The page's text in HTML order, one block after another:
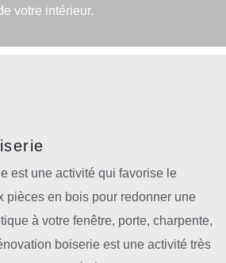
votre intérieur.
est une activité qui favorise le
pièces en bois pour redonner une
à votre fenêtre, porte, charpente,
boiserie est une activité très